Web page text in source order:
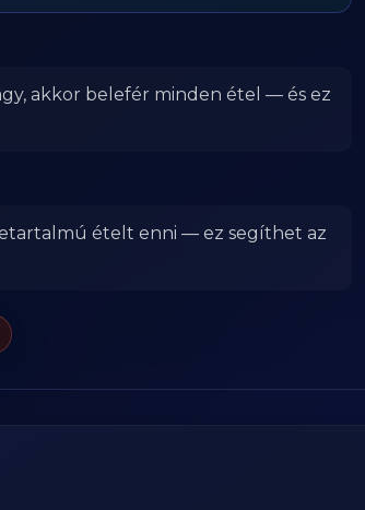
akkor belefér minden étel — és ez
ételt enni — ez segíthet az